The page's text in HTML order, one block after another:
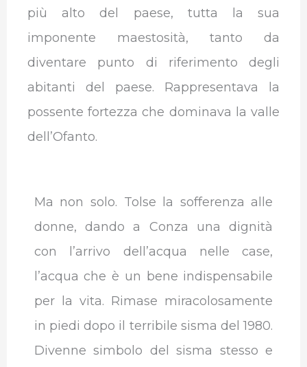
più alto del paese, tutta la sua
imponente maestosità, tanto da
diventare punto di riferimento degli
abitanti del paese. Rappresentava la
possente fortezza che dominava la valle
dell’Ofanto.
Ma non solo. Tolse la sofferenza alle
donne, dando a Conza una dignità
con l’arrivo dell’acqua nelle case,
l’acqua che è un bene indispensabile
per la vita. Rimase miracolosamente
in piedi dopo il terribile sisma del 1980.
Divenne simbolo del sisma stesso e